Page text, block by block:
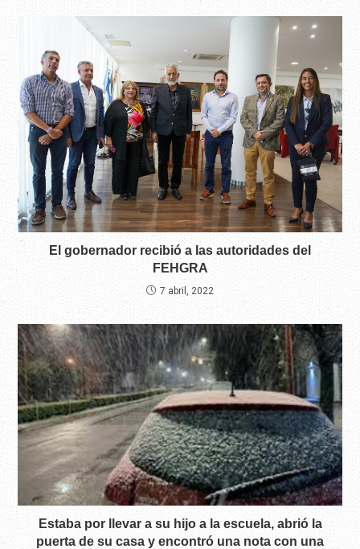
El gobernador recibió a las autoridades del
FEHGRA
7 abril, 2022
Estaba por llevar a su hijo a la escuela, abrió la
puerta de su casa y encontró una nota con una